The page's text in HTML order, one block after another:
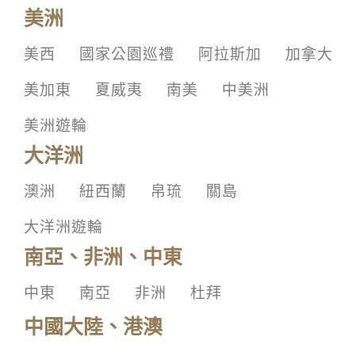
美洲
美西 國家公園巡禮 阿拉斯加
加拿大
美加東
夏威夷 南美
中美洲
美洲遊輪
大洋洲
澳洲 紐西蘭 帛琉
關島
大洋洲遊輪
南亞、非洲、中東
中東 南亞 非洲 杜拜
中國大陸、港澳